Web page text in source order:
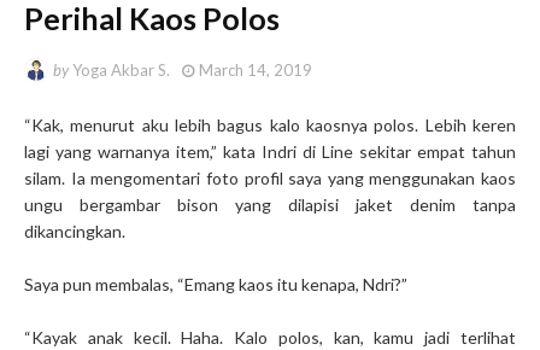
Perihal Kaos Polos
byYoga Akbar S. March 14, 2019
“Kak, menurut aku lebih bagus kalo kaosnya polos. Lebih keren
lagi yang warnanya item,” kata Indri di Line sekitar empat tahun
silam. Ia mengomentari foto profil saya yang menggunakan kaos
ungu bergambar bison yang dilapisi jaket denim tanpa
dikancingkan.
Saya pun membalas, “Emang kaos itu kenapa, Ndri?”
“Kayak anak kecil. Haha. Kalo polos, kan, kamu jadi terlihat